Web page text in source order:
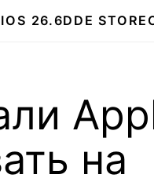
IOS 26.6DDE STORE
на